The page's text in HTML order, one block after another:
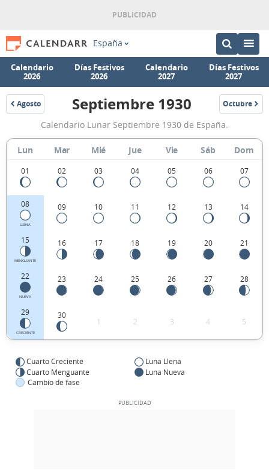
España
Calendario
2026
Días Festivos
2026
Calendario
2027
Días Festivos
2027
Agosto
1930
Calendario
Lunar
Septiembre
1930
de
España.
Septiembre 1930 Octubre
1930
Calendario Lunar Septiembre 1930 de España.
Lun Mar Mié Jue Vie Sáb Dom
01 02 03 04 05 06 07
08
LLENA
09 10 11 12 13 14
15
MENGUANTE
16 17 18 19 20 21
22
NUEVA
23 24 25 26 27 28
29
CRECIENTE
30
1 2 3 4 5
Cuarto Creciente
Luna Llena
Cuarto Menguante
Luna Nueva
Cambio de fase